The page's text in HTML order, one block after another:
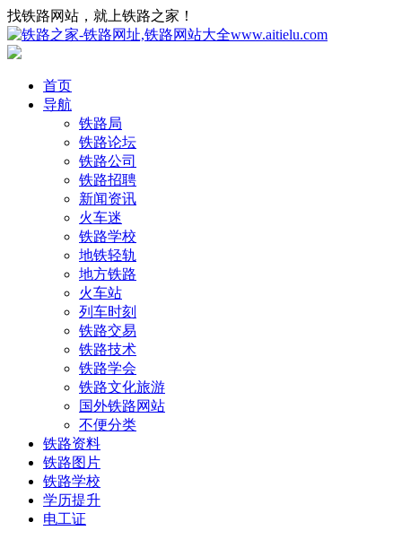
找铁路网站，就上铁路之家！
首页
导航
铁路局
铁路论坛
铁路公司
铁路招聘
新闻资讯
火车迷
铁路学校
地铁轻轨
地方铁路
火车站
列车时刻
铁路交易
铁路技术
铁路学会
铁路文化旅游
国外铁路网站
不便分类
铁路资料
铁路图片
铁路学校
学历提升
电工证